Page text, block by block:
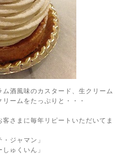
酒風味のカスタード、生クリーム
ームをたっぷりと・・・
技
さまに毎年リピートいただいてま
ジャマン」
ゅくいん」